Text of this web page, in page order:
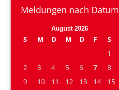
Meldungen nach Datum
August 2026
S M D M D F
S
1
2
3 4 5 6 7
8
9
10 11 12 13 14
15